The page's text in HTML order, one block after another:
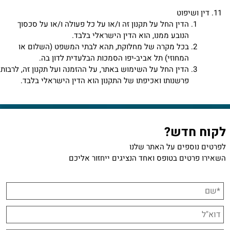
דין ושיפוט
הדין החל על תקנון זה ו/או על כל פעולה ו/או על סכסוך
הנובע ממנו, הוא הדין הישראלי בלבד.
בכל מקרה של מחלוקת, תהא לבתי המשפט (השלום או
המחוזי) תל אביב-יפו הסמכות הבלעדית לדון בה.
הדין החל על השימוש באתר, על ההזמנה ועל תקנון זה, לרבות
פרשנותו ואכיפתו של התקנון הוא הדין הישראלי בלבד.
לקוח חדש?
לפרטים נוספים על האתר שלנו
השאירו פרטים בטופס ואחד הנציגים ייחזור אליכם